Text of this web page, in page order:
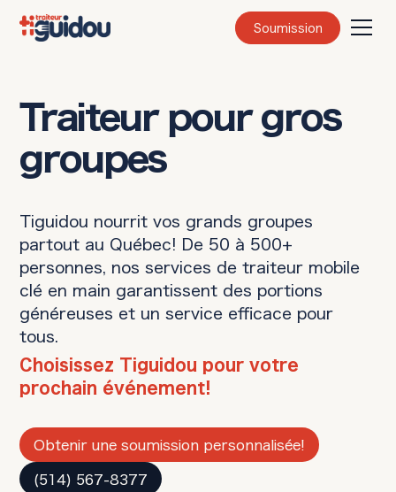
Soumission
Traiteur pour gros
groupes
Tiguidou nourrit vos grands groupes
partout au Québec! De 50 à 500+
personnes, nos services de traiteur mobile
clé en main garantissent des portions
généreuses et un service efficace pour
tous.
Choisissez Tiguidou pour votre
prochain événement!
Obtenir une soumission personnalisée!
(514) 567-8377